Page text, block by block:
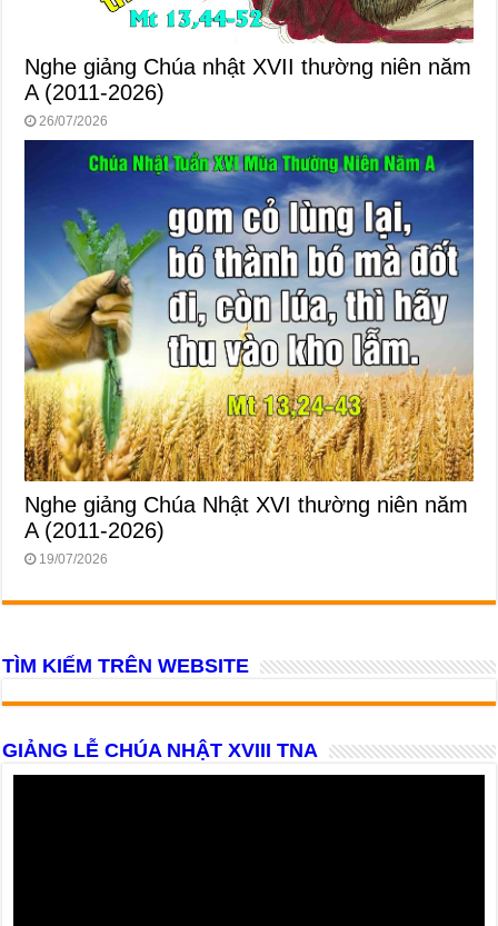
Nghe giảng Chúa nhật XVII thường niên năm
A (2011-2026)
26/07/2026
Nghe giảng Chúa Nhật XVI thường niên năm
A (2011-2026)
19/07/2026
TÌM KIẾM TRÊN WEBSITE
GIẢNG LỄ CHÚA NHẬT XVIII TNA